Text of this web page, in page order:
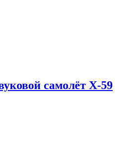
самолёт X-59